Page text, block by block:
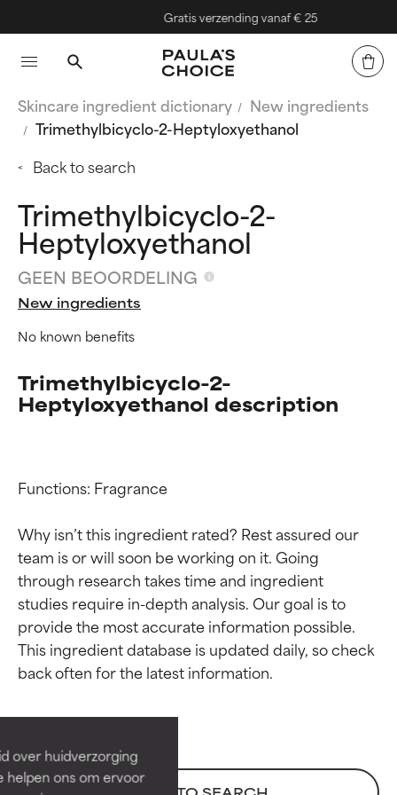
over huidverzorging
helpen ons om ervoor
Gratis verzending vanaf € 25
Skincare ingredient dictionary
New ingredients
Trimethylbicyclo-2-Heptyloxyethanol
Back to search
Trimethylbicyclo-2-
Heptyloxyethanol
GEEN BEOORDELING
New ingredients
No known benefits
Trimethylbicyclo-2-
Heptyloxyethanol description
Functions: Fragrance
Why isn’t this ingredient rated? Rest assured our
team is or will soon be working on it. Going
through research takes time and ingredient
studies require in-depth analysis. Our goal is to
provide the most accurate information possible.
This ingredient database is updated daily, so check
Beoordelingen van
ingrediënten
Bewezen en ondersteund door
onafhankelijk onderzoek.
Beoordelingen van
ingrediënten
Bewezen en ondersteund door
onafhankelijk onderzoek.